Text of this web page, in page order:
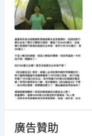
廣告贊助